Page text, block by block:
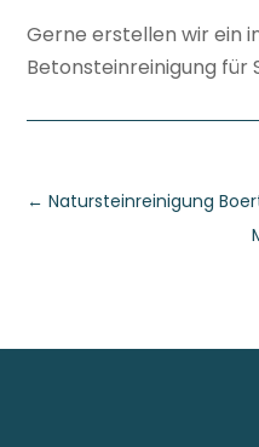
Gerne erstellen wir ein
Betonsteinreinigung für
←Natursteinreinigung